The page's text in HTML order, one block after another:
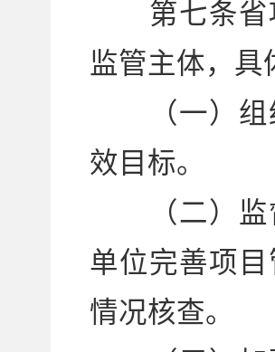
第七条省项
监管主体，具
（一）组织
效目标。
（二）监督
单位完善项
情况核查。